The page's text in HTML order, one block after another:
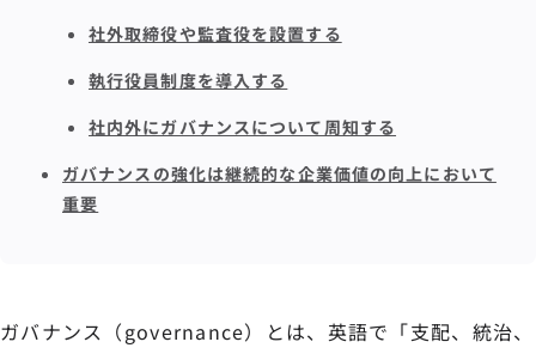
社外取締役や監査役を設置する
執行役員制度を導入する
社内外にガバナンスについて周知する
ガバナンスの強化は継続的な企業価値の向上において
重要
ガバナンス（governance）とは、英語で「支配、統治、